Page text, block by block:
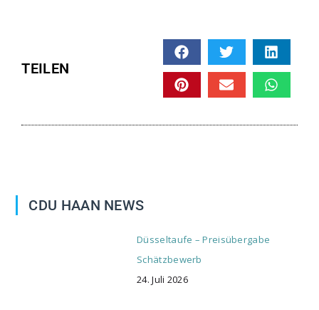
TEILEN
CDU HAAN NEWS
Düsseltaufe – Preisübergabe
Schätzbewerb
24. Juli 2026